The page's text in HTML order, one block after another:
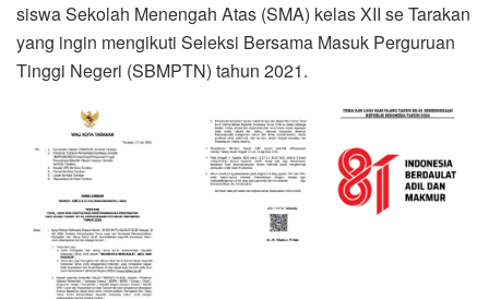
siswa Sekolah Menengah Atas (SMA) kelas XII se Tarakan
yang ingin mengikuti Seleksi Bersama Masuk Perguruan
Tinggi Negeri (SBMPTN) tahun 2021.